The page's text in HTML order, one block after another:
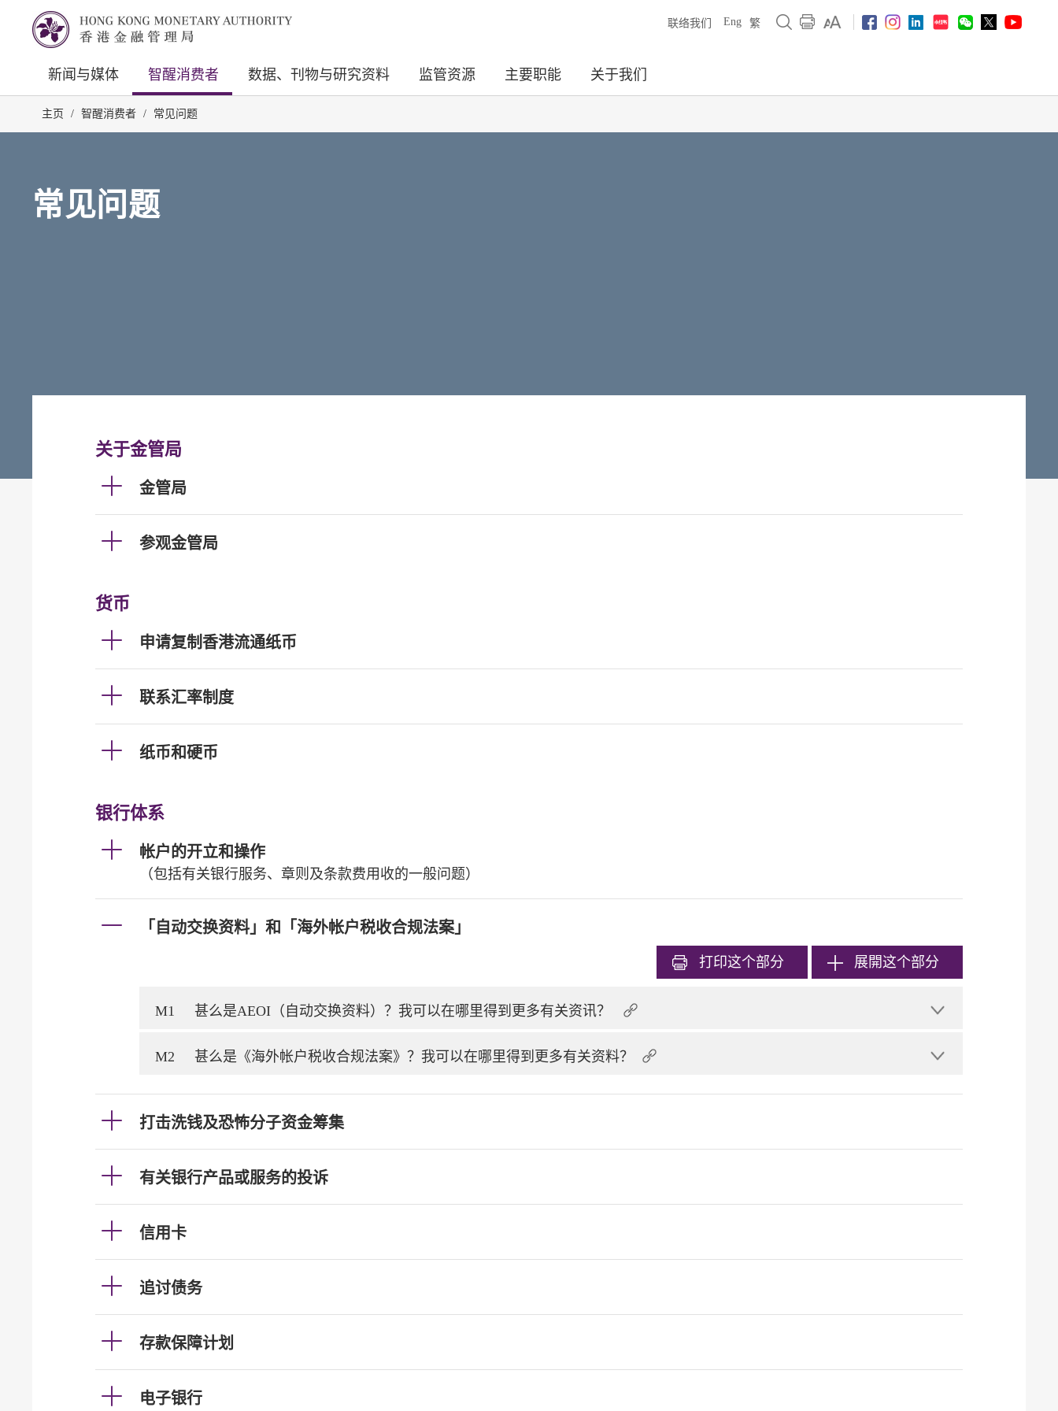
联络我们 Eng 繁
新闻与媒体 智醒消费者 数据、刊物与研究资料 监管资源 主要职能 关于我们
主页 / 智醒消费者 / 常见问题
常见问题
关于金管局
金管局
参观金管局
货币
申请复制香港流通纸币
联系汇率制度
纸币和硬币
银行体系
帐户的开立和操作
（包括有关银行服务、章则及条款费用收的一般问题）
「自动交换资料」和「海外帐户税收合规法案」
打印这个部分 展開这个部分
M1 甚么是AEOI（自动交换资料）？我可以在哪里得到更多有关资讯？
M2 甚么是《海外帐户税收合规法案》？我可以在哪里得到更多有关资料？
打击洗钱及恐怖分子资金筹集
有关银行产品或服务的投诉
信用卡
追讨债务
存款保障计划
电子银行